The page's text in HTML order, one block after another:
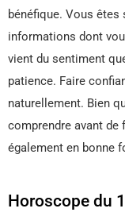
bénéfique. Vous êtes
informations dont
vient du sentiment
patience. Faire
naturellement. Bien
comprendre avant
également en bonne
Horoscope du